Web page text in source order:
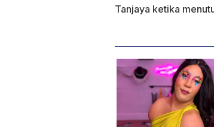
Tanjaya ketika